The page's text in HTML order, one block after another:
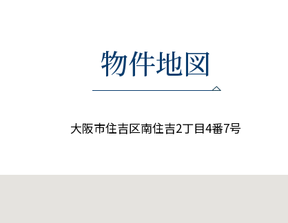
物件地図
大阪市住吉区南住吉2丁目4番7号